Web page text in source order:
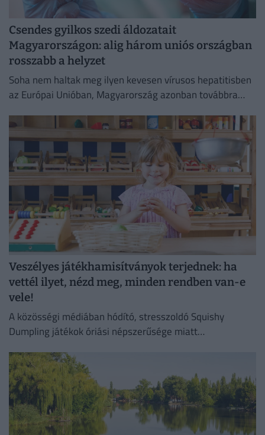
Csendes gyilkos szedi áldozatait
Magyarországon: alig három uniós országban
rosszabb a helyzet
Soha nem haltak meg ilyen kevesen vírusos hepatitisben
az Európai Unióban, Magyarország azonban továbbra
Veszélyes játékhamisítványok terjednek: ha
vettél ilyet, nézd meg, minden rendben van-e
vele!
A közösségi médiában hódító, stresszoldó Squishy
Dumpling játékok óriási népszerűsége miatt
hamisítványok.